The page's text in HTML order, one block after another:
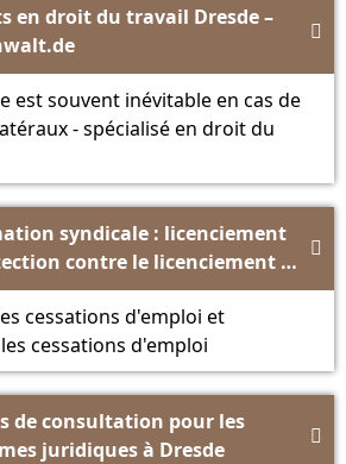
en droit du travail Dresde –

est souvent inévitable en cas de
- spécialisé en droit du
syndicale : licenciement
contre le licenciement -

cessations d'emploi et
cessations d'emploi
de consultation pour les
juridiques à Dresde
